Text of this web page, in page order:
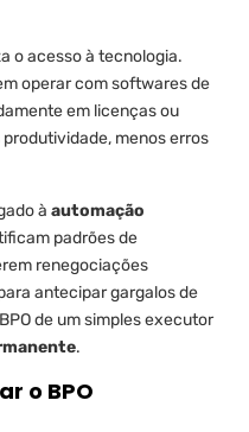
o acesso à tecnologia.
operar com softwares de
em licenças ou
menos erros
à automação
padrões de
renegociações
antecipar gargalos de
de um simples executor
.
o BPO